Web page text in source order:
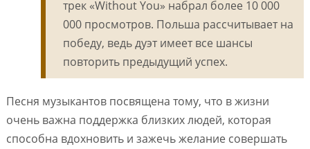
трек «Without You» набрал более 10 000
000 просмотров. Польша рассчитывает на
победу, ведь дуэт имеет все шансы
повторить предыдущий успех.
Песня музыкантов посвящена тому, что в жизни
очень важна поддержка близких людей, которая
способна вдохновить и зажечь желание совершать